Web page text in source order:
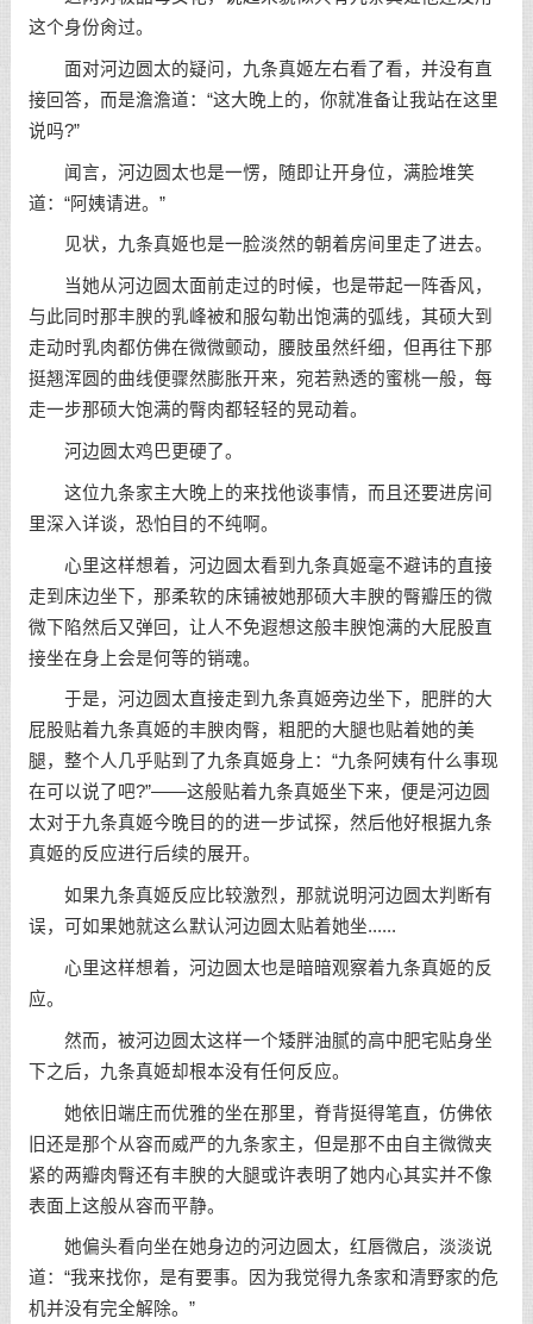
这个身份肏过。
面对河边圆太的疑问，九条真姬左右看了看，并没有直
接回答，而是澹澹道：“这大晚上的，你就准备让我站在这里
说吗?”
闻言，河边圆太也是一愣，随即让开身位，满脸堆笑
道：“阿姨请进。”
见状，九条真姬也是一脸淡然的朝着房间里走了进去。
当她从河边圆太面前走过的时候，也是带起一阵香风，
与此同时那丰腴的乳峰被和服勾勒出饱满的弧线，其硕大到
走动时乳肉都仿佛在微微颤动，腰肢虽然纤细，但再往下那
挺翘浑圆的曲线便骤然膨胀开来，宛若熟透的蜜桃一般，每
走一步那硕大饱满的臀肉都轻轻的晃动着。
河边圆太鸡巴更硬了。
这位九条家主大晚上的来找他谈事情，而且还要进房间
里深入详谈，恐怕目的不纯啊。
心里这样想着，河边圆太看到九条真姬毫不避讳的直接
走到床边坐下，那柔软的床铺被她那硕大丰腴的臀瓣压的微
微下陷然后又弹回，让人不免遐想这般丰腴饱满的大屁股直
接坐在身上会是何等的销魂。
于是，河边圆太直接走到九条真姬旁边坐下，肥胖的大
屁股贴着九条真姬的丰腴肉臀，粗肥的大腿也贴着她的美
腿，整个人几乎贴到了九条真姬身上：“九条阿姨有什么事现
在可以说了吧?”——这般贴着九条真姬坐下来，便是河边圆
太对于九条真姬今晚目的的进一步试探，然后他好根据九条
真姬的反应进行后续的展开。
如果九条真姬反应比较激烈，那就说明河边圆太判断有
误，可如果她就这么默认河边圆太贴着她坐......
心里这样想着，河边圆太也是暗暗观察着九条真姬的反
应。
然而，被河边圆太这样一个矮胖油腻的高中肥宅贴身坐
下之后，九条真姬却根本没有任何反应。
她依旧端庄而优雅的坐在那里，脊背挺得笔直，仿佛依
旧还是那个从容而威严的九条家主，但是那不由自主微微夹
紧的两瓣肉臀还有丰腴的大腿或许表明了她内心其实并不像
表面上这般从容而平静。
她偏头看向坐在她身边的河边圆太，红唇微启，淡淡说
道：“我来找你，是有要事。因为我觉得九条家和清野家的危
机并没有完全解除。”